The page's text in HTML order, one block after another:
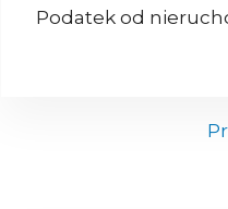
Podatek od